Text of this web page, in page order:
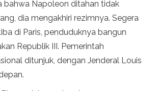
bahwa Napoleon ditahan tidak
dia mengakhiri rezimnya. Segera
di Paris, penduduknya bangun
Republik III. Pemerintah
ditunjuk, dengan Jenderal Louis